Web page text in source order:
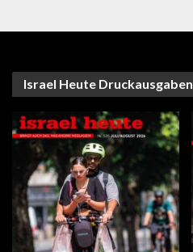
Israel Heute Druckausgaben